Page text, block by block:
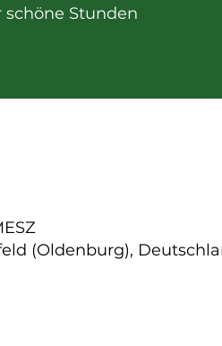
Stunden
(Oldenburg),